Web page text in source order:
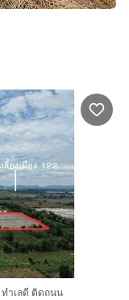
ทำเลดี ติดถนน